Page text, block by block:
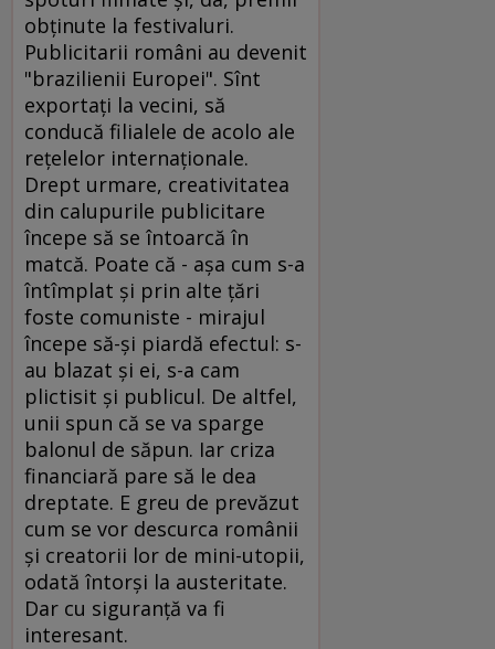
obţinute la festivaluri.
Publicitarii români au devenit
"brazilienii Europei". Sînt
exportaţi la vecini, să
conducă filialele de acolo ale
reţelelor internaţionale.
Drept urmare, creativitatea
din calupurile publicitare
începe să se întoarcă în
matcă. Poate că - aşa cum s-a
întîmplat şi prin alte ţări
foste comuniste - mirajul
începe să-şi piardă efectul: s-
au blazat şi ei, s-a cam
plictisit şi publicul. De altfel,
unii spun că se va sparge
balonul de săpun. Iar criza
financiară pare să le dea
dreptate. E greu de prevăzut
cum se vor descurca românii
şi creatorii lor de mini-utopii,
odată întorşi la austeritate.
Dar cu siguranţă va fi
interesant.